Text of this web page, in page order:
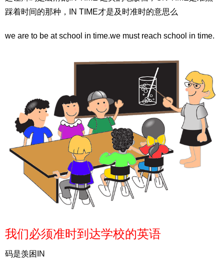
踩着时间的那种，IN TIME才是及时准时的意思么
we are to be at school in time.we must reach school in time.
我们必须准时到达学校的英语
码是羡困IN